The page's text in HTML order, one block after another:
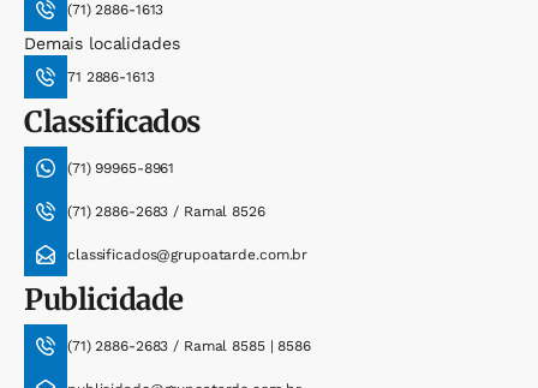
(71) 2886-1613
Demais localidades
71 2886-1613
Classificados
(71) 99965-8961
(71) 2886-2683 / Ramal 8526
classificados@grupoatarde.com.br
Publicidade
(71) 2886-2683 / Ramal 8585 | 8586